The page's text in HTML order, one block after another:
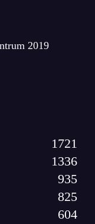
2019
1721
1336
935
825
604